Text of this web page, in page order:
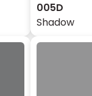
005D
Shadow